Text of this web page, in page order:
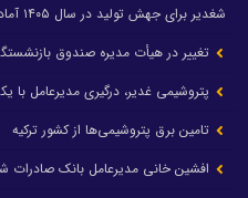
شغدیر برای جهش تولید در سال ۱۴۰۵ آماده شد
تغییر در هیأت مدیره صندوق
پتروشیمی غدیر، درگیری مدیرعامل با
تامین برق پتروشیمی‌ها از کشور ترکیه
افشین خانی مدیرعامل بانک صادرات